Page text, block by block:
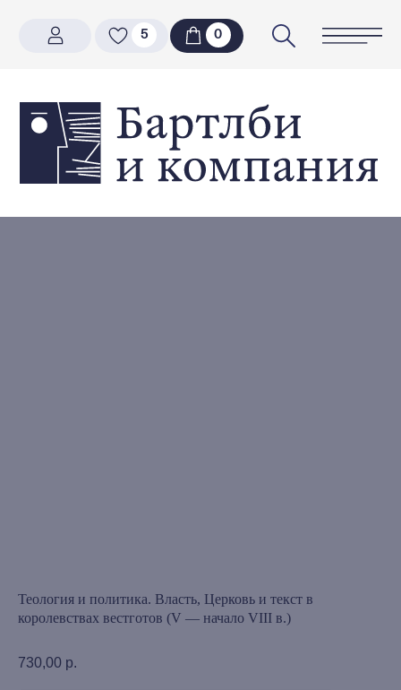
00
Теология и политика. Власть, Церковь и текст в
королевствах вестготов (V — начало VIII в.)
730,00 р.